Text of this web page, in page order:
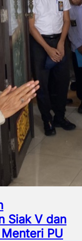
Siak V dan
PU